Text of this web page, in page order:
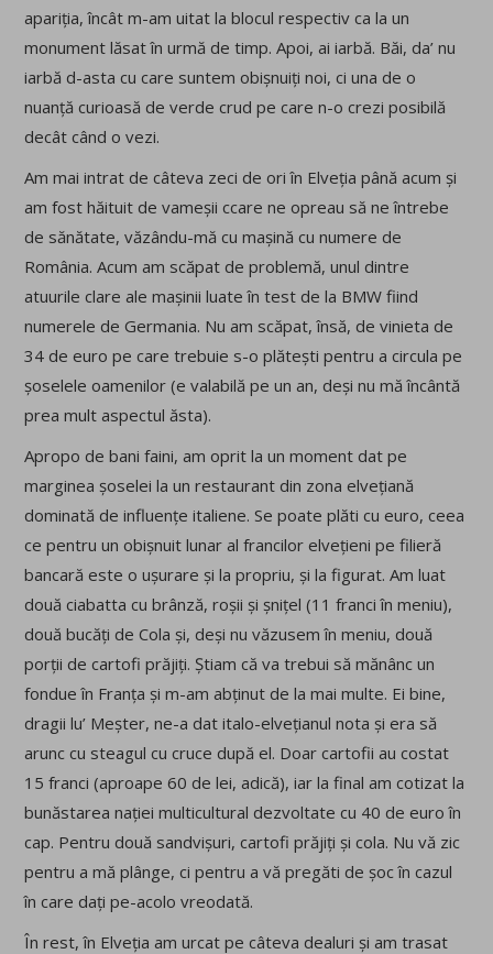
apariția, încât m-am uitat la blocul respectiv ca la un
monument lăsat în urmă de timp. Apoi, ai iarbă. Băi, da’ nu
iarbă d-asta cu care suntem obișnuiți noi, ci una de o
nuanță curioasă de verde crud pe care n-o crezi posibilă
decât când o vezi.
Am mai intrat de câteva zeci de ori în Elveția până acum și
am fost hăituit de vameșii ccare ne opreau să ne întrebe
de sănătate, văzându-mă cu mașină cu numere de
România. Acum am scăpat de problemă, unul dintre
atuurile clare ale mașinii luate în test de la BMW fiind
numerele de Germania. Nu am scăpat, însă, de vinieta de
34 de euro pe care trebuie s-o plătești pentru a circula pe
șoselele oamenilor (e valabilă pe un an, deși nu mă încântă
prea mult aspectul ăsta).
Apropo de bani faini, am oprit la un moment dat pe
marginea șoselei la un restaurant din zona elvețiană
dominată de influențe italiene. Se poate plăti cu euro, ceea
ce pentru un obișnuit lunar al francilor elvețieni pe filieră
bancară este o ușurare și la propriu, și la figurat. Am luat
două ciabatta cu brânză, roșii și șnițel (11 franci în meniu),
două bucăți de Cola și, deși nu văzusem în meniu, două
porții de cartofi prăjiți. Știam că va trebui să mănânc un
fondue în Franța și m-am abținut de la mai multe. Ei bine,
dragii lu’ Meșter, ne-a dat italo-elvețianul nota și era să
arunc cu steagul cu cruce după el. Doar cartofii au costat
15 franci (aproape 60 de lei, adică), iar la final am cotizat la
bunăstarea nației multicultural dezvoltate cu 40 de euro în
cap. Pentru două sandvișuri, cartofi prăjiți și cola. Nu vă zic
pentru a mă plânge, ci pentru a vă pregăti de șoc în cazul
în care dați pe-acolo vreodată.
În rest, în Elveția am urcat pe câteva dealuri și am trasat